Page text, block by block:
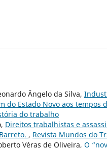
Ângelo da Silva,
do Estado Novo aos tempos
do trabalho
Direitos trabalhistas e
, Revista Mundos do
Véras de Oliveira, O